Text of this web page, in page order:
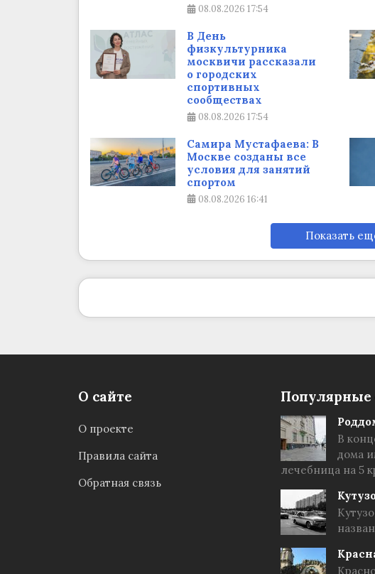
08.08.2026 17:54
В День
физкультурника
москвичи рассказали
о городских
спортивных
сообществах
08.08.2026 17:54
Самира Мустафаева: В
Москве созданы все
условия для занятий
спортом
08.08.2026 16:41
Показать
О сайте
О проекте
Правила сайта
Обратная связь
Популярные
В
дома
лечебница на 5